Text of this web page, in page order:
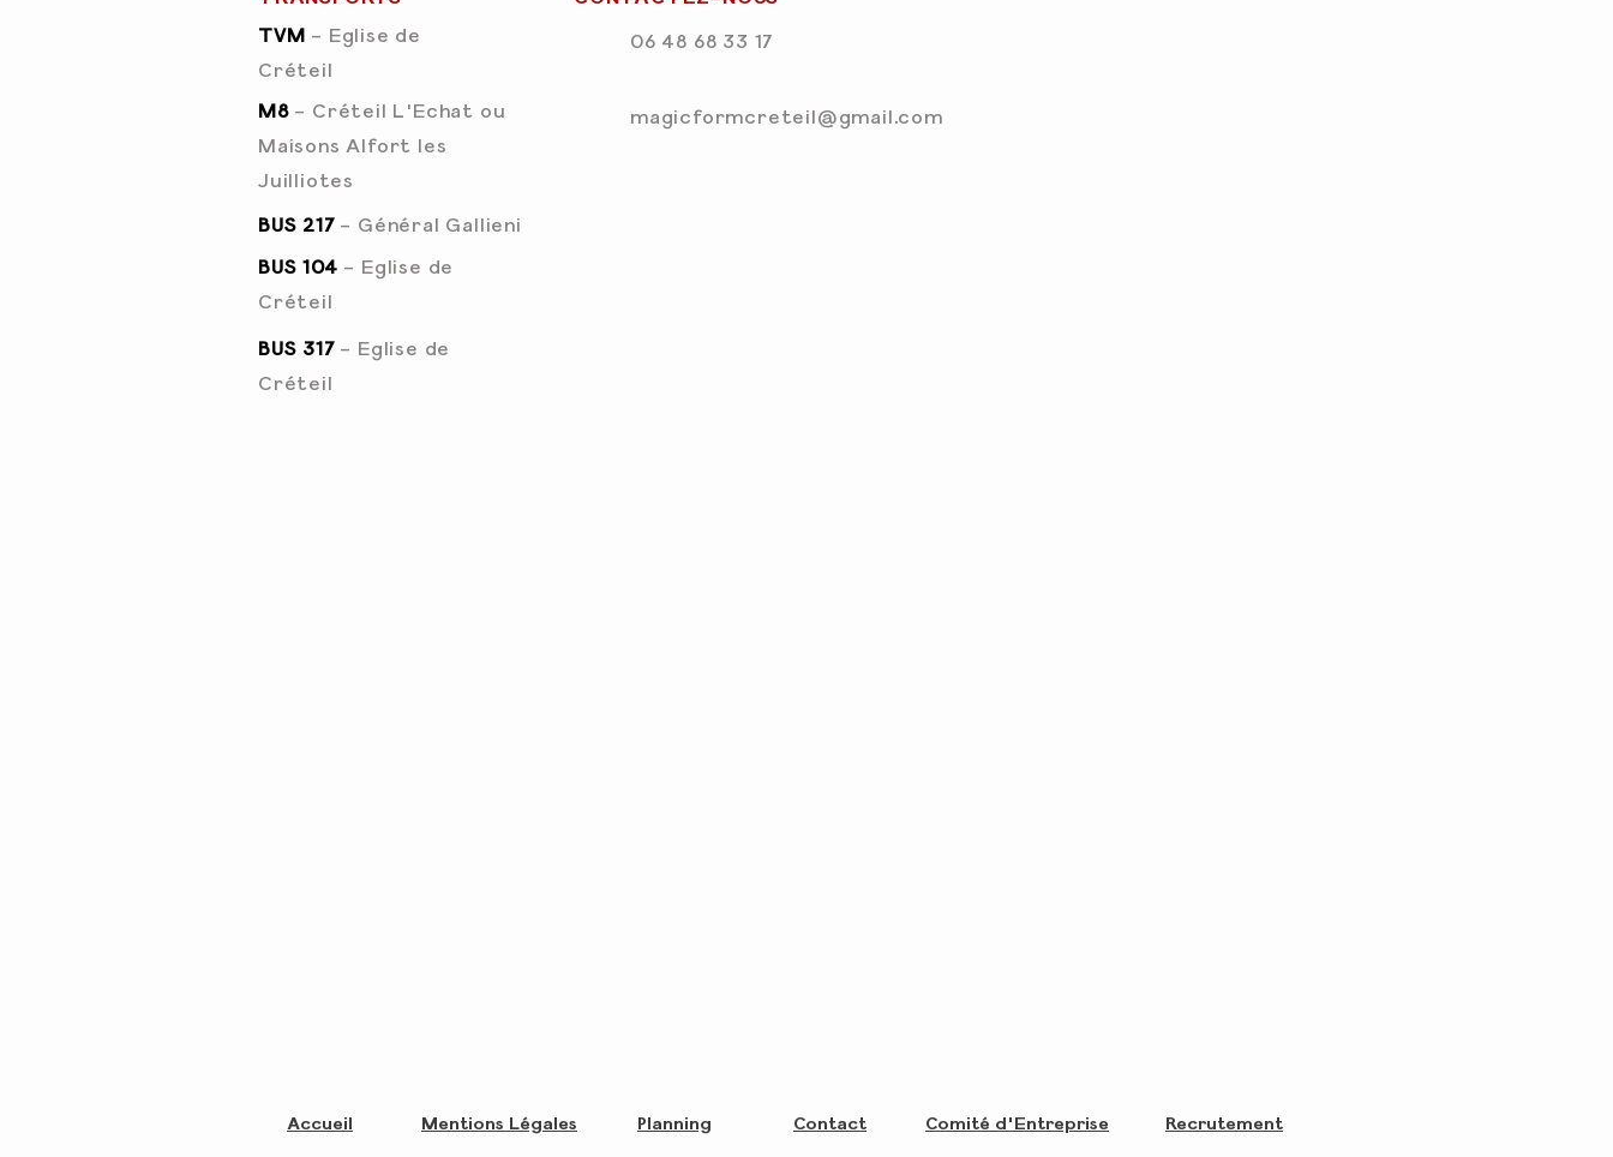
TVM - Eglise de
Créteil
M8- Créteil L'Echat ou
Maisons Alfort les
Juilliotes
06 48 68 33 17
magicformcreteil@gmail.com
BUS 217- Général Gallieni
BUS 104 - Eglise de
Créteil
BUS 317- Eglise de
Créteil
Accueil Mentions Légales Planning Contact Comité d'Entreprise Recrutement